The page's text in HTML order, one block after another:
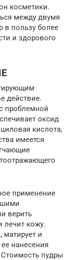
косметики.
между двумя
в пользу более
и здорового
действие.
проблемной
оксид
кислота,
имеется
применение
верить
лечит кожу.
матирует и
нанесения
пудры